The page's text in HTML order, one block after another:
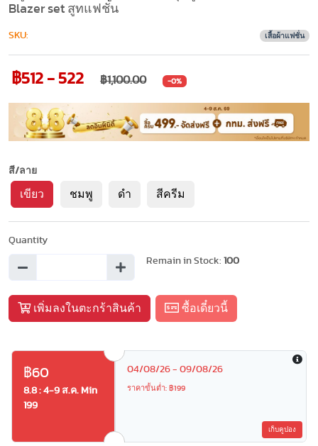
Blazer set สูทแฟชั่น
SKU: เสื้อผ้าแฟชั่น
฿512 - 522 ฿1,100.00 -0%
สี/ลาย
เขียว ชมพู ดำ สีครีม
Quantity
Remain in Stock: 100
เพิ่มลงในตะกร้าสินค้า ซื้อเดี๋ยวนี้
฿60
8.8 : 4-9 ส.ค. Min
199
04/08/26 - 09/08/26
ราคาขั้นต่ำ: ฿199
เก็บคูปอง